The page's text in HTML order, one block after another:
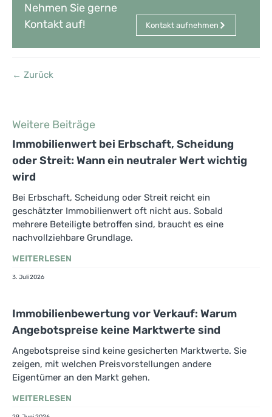
Nehmen Sie gerne
Kontakt auf!
Kontakt aufnehmen
← Zurück
Weitere Beiträge
Immobilienwert bei Erbschaft, Scheidung
oder Streit: Wann ein neutraler Wert wichtig
wird
Bei Erbschaft, Scheidung oder Streit reicht ein
geschätzter Immobilienwert oft nicht aus. Sobald
mehrere Beteiligte betroffen sind, braucht es eine
nachvollziehbare Grundlage.
WEITERLESEN
3. Juli 2026
Immobilienbewertung vor Verkauf: Warum
Angebotspreise keine Marktwerte sind
Angebotspreise sind keine gesicherten Marktwerte. Sie
zeigen, mit welchen Preisvorstellungen andere
Eigentümer an den Markt gehen.
WEITERLESEN